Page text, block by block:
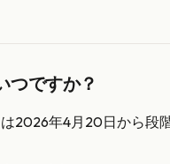
つですか？
2026年4月20日から段